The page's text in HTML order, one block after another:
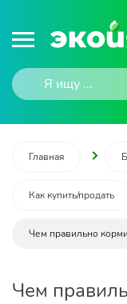
Главная
Как купить/продать
Чем правильно
Чем